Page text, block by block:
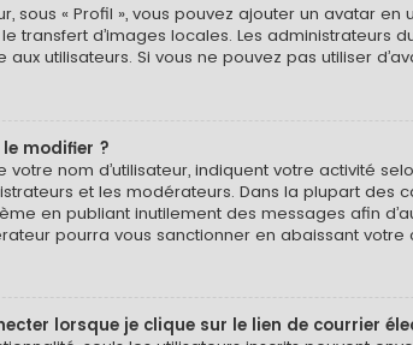
sous « Profil », vous pouvez ajouter un avatar
transfert d’images locales. Les
utilisateurs. Si vous ne pouvez pas utiliser
modifier ?
votre nom d’utilisateur, indiquent votre activité
et les modérateurs. Dans la plupart des
en publiant inutilement des messages afin
pourra vous sanctionner en abaissant
lorsque je clique sur le lien de courrier